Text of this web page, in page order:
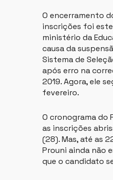
O encerramento
inscrições foi
ministério da
causa da
Sistema de
após erro na
2019. Agora, ele
fevereiro.
O cronograma do
as inscrições
(28). Mas, até as
Prouni ainda não
que o candidato